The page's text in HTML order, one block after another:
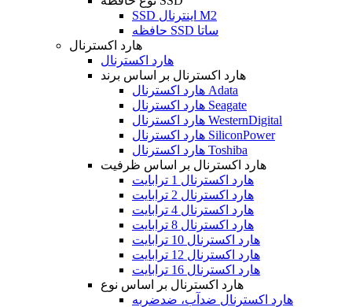
SSD اینترنال M2
حافظه SSD ساتا
هارد اکسترنال
هارد اکسترنال
هارد اکسترنال بر اساس برند
هارد اکسترنال Adata
هارد اکسترنال Seagate
هارد اکسترنال WesternDigital
هارد اکسترنال SiliconPower
هارد اکسترنال Toshiba
هارد اکسترنال بر اساس ظرفیت
هارد اکسترنال 1 ترابایت
هارد اکسترنال 2 ترابایت
هارد اکسترنال 4 ترابایت
هارد اکسترنال 8 ترابایت
هارد اکسترنال 10 ترابایت
هارد اکسترنال 12 ترابایت
هارد اکسترنال 16 ترابایت
هارد اکسترنال بر اساس نوع
هارد اکسترنال ضدآب، ضدضربه